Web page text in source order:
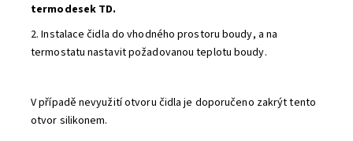
termodesek TD.
2. Instalace čidla do vhodného prostoru boudy, a na
termostatu nastavit požadovanou teplotu boudy.
V případě nevyužití otvoru čidla je doporučeno zakrýt tento
otvor silikonem.